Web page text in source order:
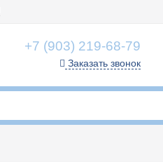
+7 (903) 219-68-79
Заказать звонок